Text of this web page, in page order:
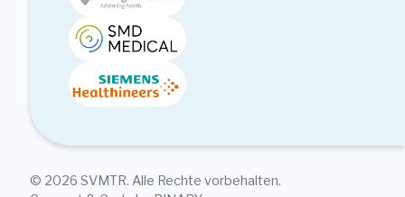
© 2026 SVMTR. Alle Rechte vorbehalten.